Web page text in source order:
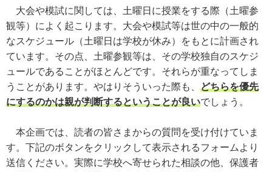
大会や模試に関しては、土曜日に授業をする際（土曜参
観等）によく起こります。大会や模試等は世の中の一般的
なスケジュール（土曜日は学校が休み）をもとに計画され
ています。その点、土曜参観等は、その学校独自のスケジ
ュールであることがほとんどです。それらが重なってしま
うことがあります。やはりそういった際も、 どちらを優先
にするのかは親が判断するということが良いでしょう。
本企画では、読者の皆さまからの質問を受け付けていま
す。下記のボタンをクリックして表示されるフォームより
送信ください。実際に学校へ寄せられた相談の他、保護者